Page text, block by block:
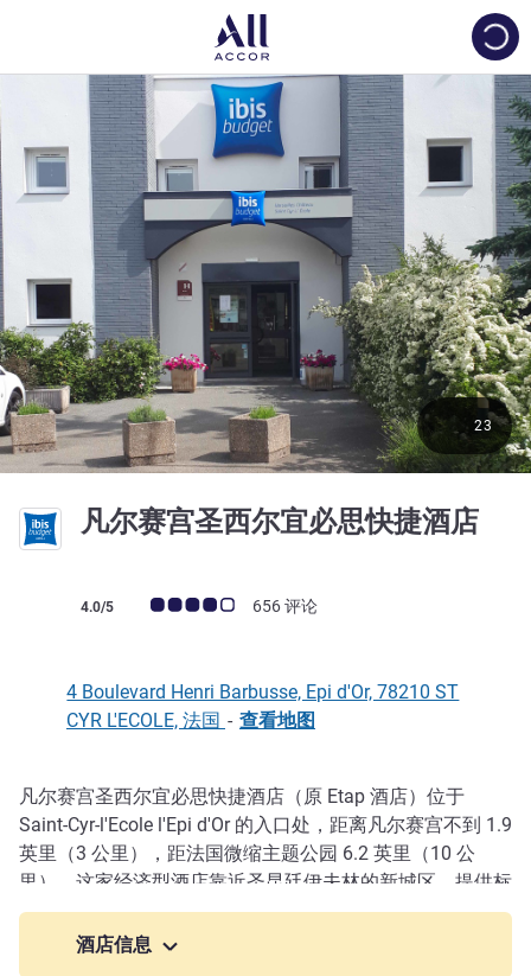
凡尔赛宫圣西尔宜必思快捷酒店2 星
客户意见评级 (ALL 评级)
4.0/5 656 评论
23
4 Boulevard Henri Barbusse, Epi d'Or, 78210 ST
CYR L'ECOLE, 法国 - 查看地图
描述
凡尔赛宫圣西尔宜必思快捷酒店（原 Etap 酒店）位于
Saint-Cyr-l'Ecole l'Epi d'Or 的入口处，距离凡尔赛宫不到 1.9
英里（3 公里），距法国微缩主题公园 6.2 英里（10 公
里）。这家经济型酒店靠近圣昆廷伊夫林的新城区，提供标
准客房，价格实惠，可供 1 人、2 人或 3 人入住，家庭间可
供 4 人入住。酒店提供免费私人停车场和无线网络。
酒店信息